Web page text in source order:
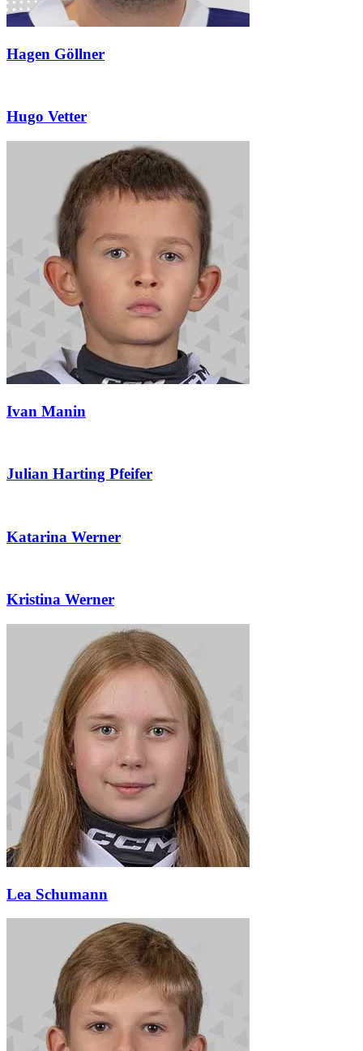
Hagen Göllner
Hugo Vetter
Ivan Manin
Julian Harting Pfeifer
Katarina Werner
Kristina Werner
Lea Schumann